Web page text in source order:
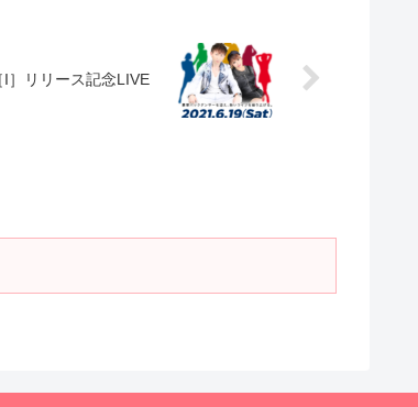
］リリース記念LIVE